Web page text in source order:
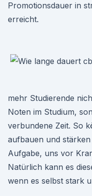
Promotionsdauer in
erreicht.
mehr Studierende
Noten im Studium,
verbundene Zeit. So
aufbauen und
Aufgabe, uns vor
Natürlich kann es
wenn es selbst stark